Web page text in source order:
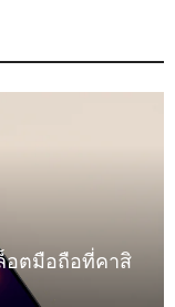
อตมือถือที่คาสิ